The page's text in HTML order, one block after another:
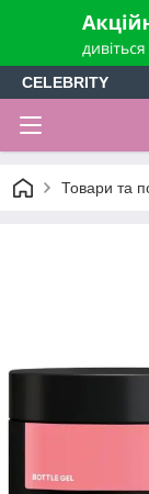
CELEBRITY
Товари та